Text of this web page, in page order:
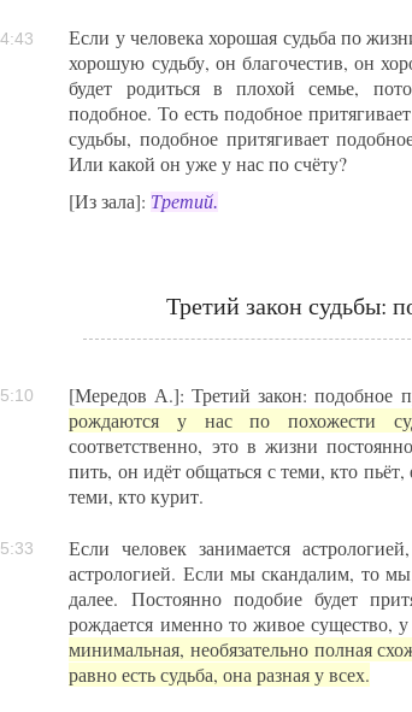
Если у человека хорошая судьба по
хорошую судьбу, он благочестив, он
будет родиться в плохой семье,
подобное. То есть подобное
судьбы, подобное притягивает
Или какой он уже у нас по счёту?
[Из зала]: Третий.
Третий закон судьбы:
[Мередов А.]: Третий закон: подобное
рождаются у нас по похожести
соответственно, это в жизни
пить, он идёт общаться с теми, кто
теми, кто курит.
Если человек занимается
астрологией. Если мы скандалим, то
далее. Постоянно подобие будет
рождается именно то живое существо, у
минимальная, необязательно полная
равно есть судьба, она разная у всех.